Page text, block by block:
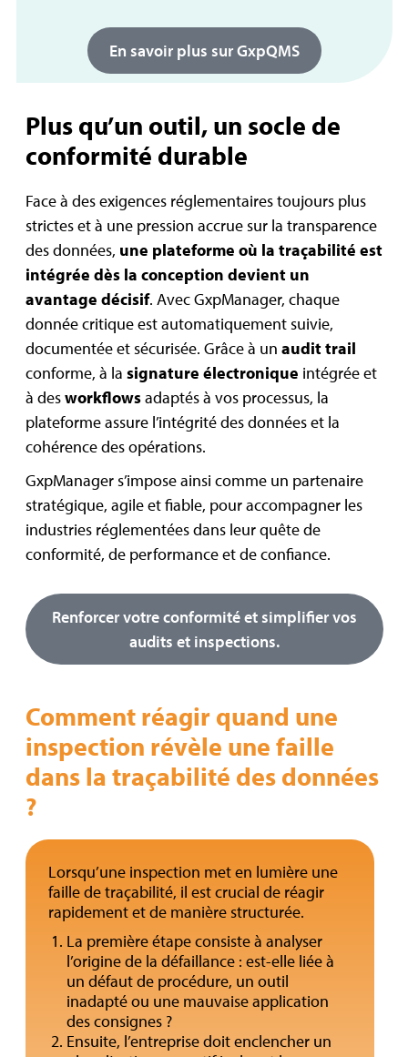
En savoir plus sur GxpQMS
Plus qu’un outil, un socle de
conformité durable
Face à des exigences réglementaires toujours plus
strictes et à une pression accrue sur la transparence
des données, une plateforme où la traçabilité est
intégrée dès la conception devient un
avantage décisif. Avec GxpManager, chaque
donnée critique est automatiquement suivie,
documentée et sécurisée. Grâce à un audit trail
conforme, à la signature électronique intégrée et
à desworkflowsadaptés à vos processus, la
plateforme assure l’intégrité des données et la
cohérence des opérations.
GxpManager s’impose ainsi comme un partenaire
stratégique, agile et fiable, pour accompagner les
industries réglementées dans leur quête de
conformité, de performance et de confiance.
Renforcer votre conformité et simplifier vos
audits et inspections.
Comment réagir quand une
inspection révèle une faille
dans la traçabilité des données
?
Lorsqu’une inspection met en lumière une
faille de traçabilité, il est crucial de réagir
rapidement et de manière structurée.
La première étape consiste à analyser
l’origine de la défaillance : est-elle liée à
un défaut de procédure, un outil
inadapté ou une mauvaise application
des consignes ?
Ensuite, l’entreprise doit enclencher un